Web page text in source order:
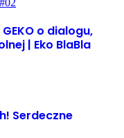
o dialogu,
| Eko BlaBla
Serdeczne